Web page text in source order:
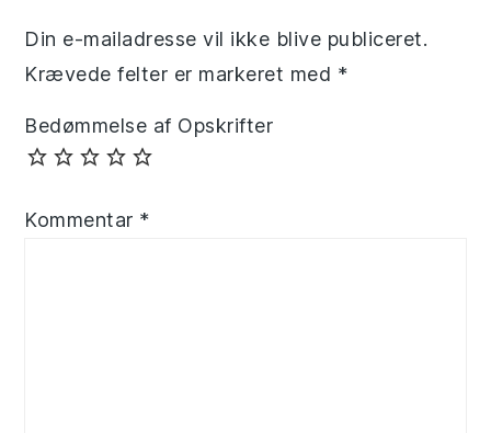
Din e-mailadresse vil ikke blive publiceret.
Krævede felter er markeret med *
Bedømmelse af Opskrifter
Kommentar *